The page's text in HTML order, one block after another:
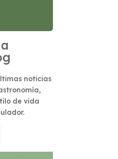
noticias
de vida